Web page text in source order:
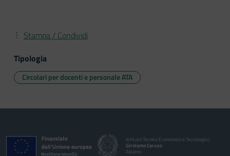
Stampa / Condividi
Tipologia
Circolari per docenti e personale ATA
Istituto Tecnico Economico e Tecnologico
Girolamo Caruso
Alcamo